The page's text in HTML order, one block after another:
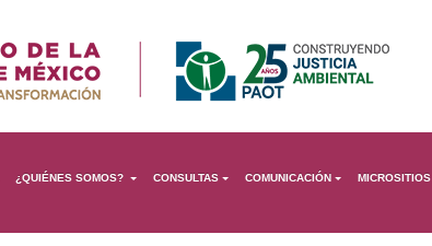
¿QUIÉNES SOMOS? CONSULTAS COMUNICACIÓN MICROSITIOS